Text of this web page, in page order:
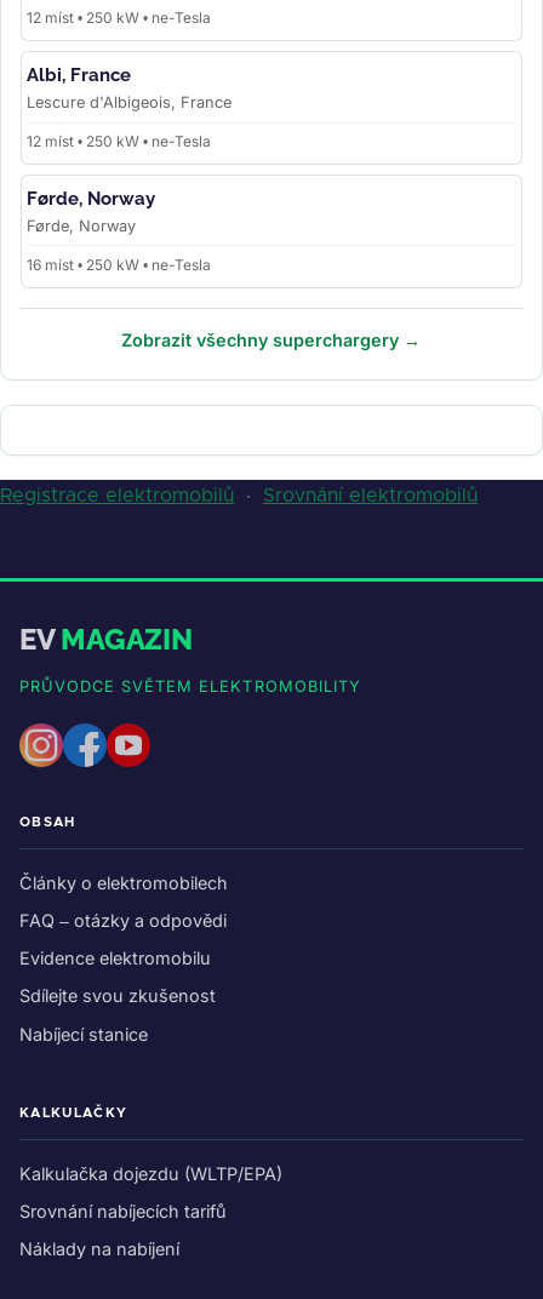
12 míst • 250 kW • ne-Tesla
Albi, France
Lescure d'Albigeois, France
12 míst • 250 kW • ne-Tesla
Førde, Norway
Førde, Norway
16 míst • 250 kW • ne-Tesla
Zobrazit všechny superchargery →
Registrace elektromobilů · Srovnání elektromobilů
EVMAGAZIN
PRŮVODCE SVĚTEM ELEKTROMOBILITY
OBSAH
Články o elektromobilech
FAQ – otázky a odpovědi
Evidence elektromobilu
Sdílejte svou zkušenost
Nabíjecí stanice
KALKULAČKY
Kalkulačka dojezdu (WLTP/EPA)
Srovnání nabíjecích tarifů
Náklady na nabíjení